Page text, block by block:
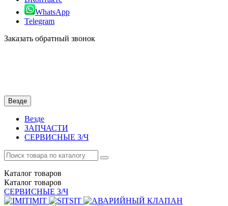
WhatsApp
Telegram
Заказать обратный звонок
Везде
Везде
ЗАПЧАСТИ
СЕРВИСНЫЕ З/Ч
Каталог товаров
Каталог товаров
СЕРВИСНЫЕ З/Ч
IMIT
SIT